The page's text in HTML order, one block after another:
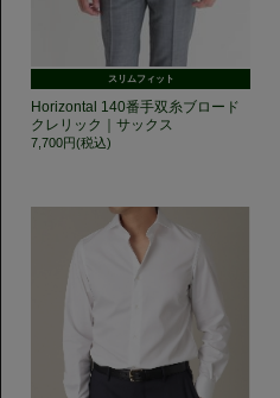
スリムフィット
Horizontal 140番手双糸ブロード
クレリック｜サックス
7,700円(税込)